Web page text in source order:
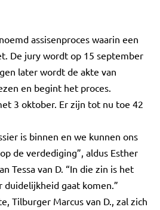
assisenproces waarin een
De jury wordt op 15 september
later wordt de akte van
en begint het proces.
3 oktober. Er zijn tot nu toe 42
is binnen en we kunnen ons
de verdediging”, aldus Esther
Tessa van D. “In die zin is het
duidelijkheid gaat komen.”
Tilburger Marcus van D., zal zich